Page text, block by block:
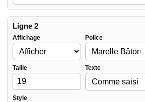
Ligne 2
Affichage Police
Taille Texte
Style